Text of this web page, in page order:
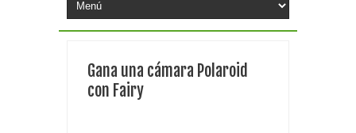
Fuze Tea regala 100 premios al día
Consigue una Nintendo Switch y un viaje con Enjoy
Gana una cámara Polaroid
con Fairy